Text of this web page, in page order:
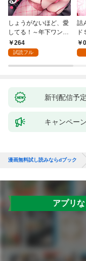
しょうがないほど、愛
してる！～年下ワンコ
秋くんの一途な溺愛暴
走中～1
264
試読フル
詰
ド
し0
新刊配信予定
キャンペーン
漫画無料試し読みならdブック
アプリ